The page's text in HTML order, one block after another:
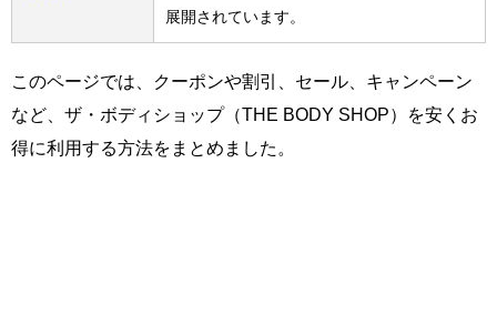
展開されています。
このページでは、クーポンや割引、セール、キャンペーン
など、ザ・ボディショップ（THE BODY SHOP）を安くお
得に利用する方法をまとめました。